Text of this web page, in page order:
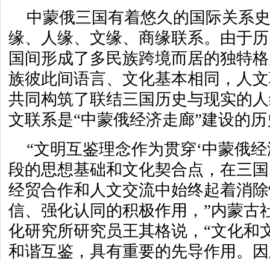
中蒙俄三国有着悠久的国际关系
缘、人缘、文缘、商缘联系。由于
国间形成了多民族跨境而居的独特
族彼此间语言、文化基本相同，人
共同构筑了联结三国历史与现实的
文联系是“中蒙俄经济走廊”建设的
“文明互鉴理念作为贯穿‘中蒙俄
段的思想基础和文化契合点，在三
经贸合作和人文交流中始终起着消
信、强化认同的积极作用，”内蒙古
化研究所研究员王其格说，“文化和
和谐互鉴，具有重要的先导作用。